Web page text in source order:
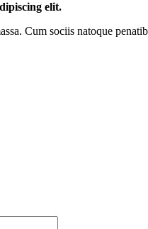
elit.
Cum sociis natoque